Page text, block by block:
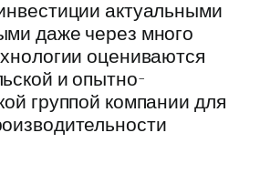
актуальными
даже через много
оцениваются
и опытно-
группой компании для